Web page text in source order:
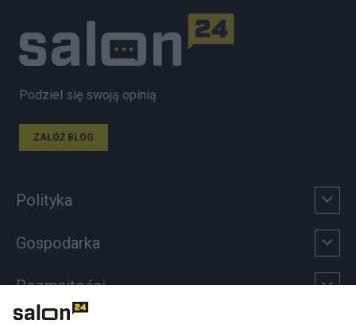
Podziel się swoją opinią
ZAŁÓŻ BLOG
Polityka
Gospodarka
Rozmaitości